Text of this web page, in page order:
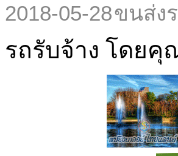
2018-05-28ขนส่ง
รถรับจ้าง โดยคุ